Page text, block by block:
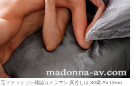
ファッション雑誌カメラマン 真谷しほ 30歳 AV Debu